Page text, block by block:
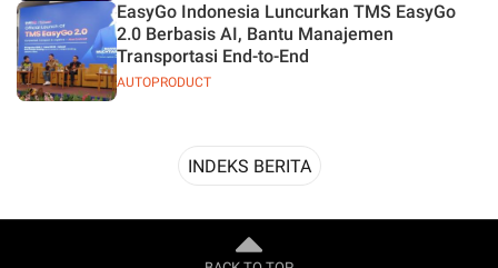
AUTOPRODUCT
EasyGo Indonesia Luncurkan TMS EasyGo
2.0 Berbasis AI, Bantu Manajemen
Transportasi End-to-End
INDEKS BERITA